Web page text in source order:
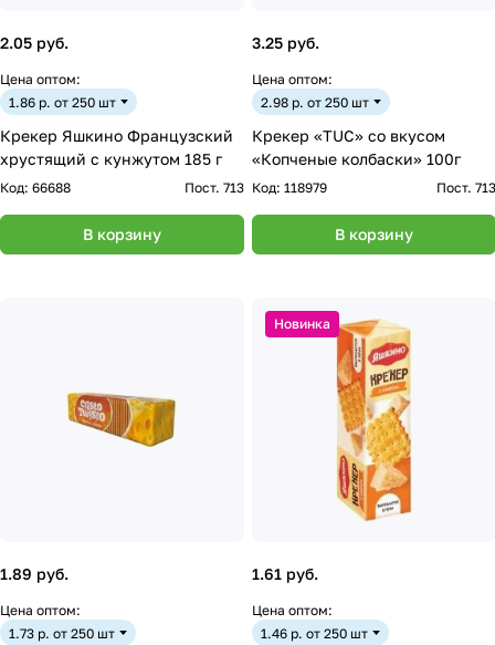
2.05 руб.
Цена оптом:
1.86 р. от 250 шт
Крекер Яшкино Французский
хрустящий с кунжутом 185 г
Код: 66688 Пост. 713
В корзину
3.25 руб.
Цена оптом:
2.98 р. от 250 шт
Крекер «TUC» со вкусом
«Копченые колбаски» 100г
Код: 118979 Пост. 713
В корзину
1.89 руб.
Цена оптом:
1.73 р. от 250 шт
Новинка
1.61 руб.
Цена оптом:
1.46 р. от 250 шт